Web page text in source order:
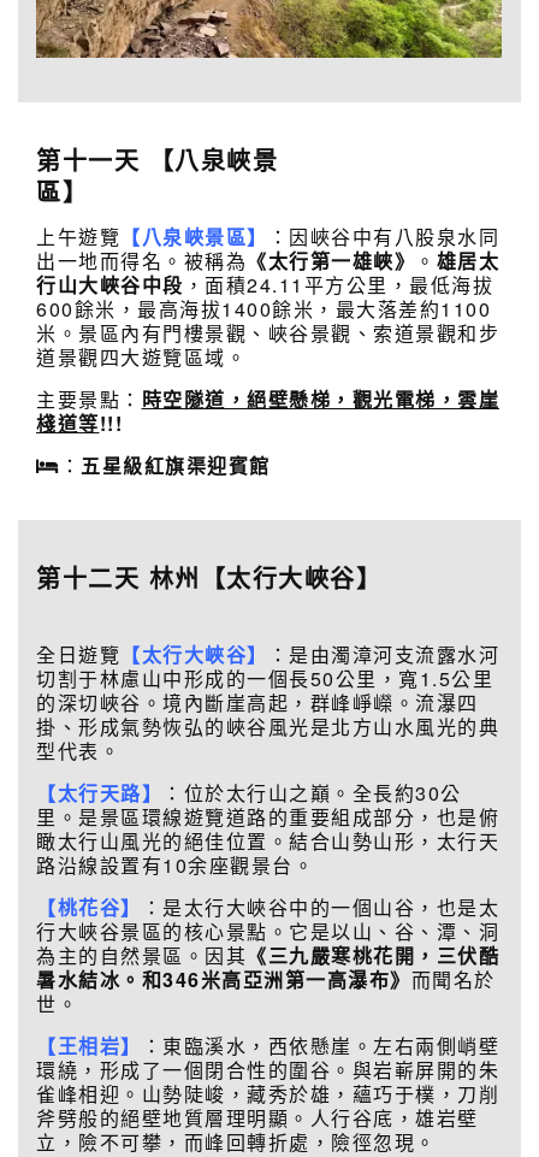
第十一天 【八泉峽景
區】
上午遊覽 【八泉峽景區】
：因峽谷中有八股泉水同
出一地而得名。被稱為 《太行第一雄峽》 。 雄居太
行山大峽谷中段 ，面積24.11平方公里，最低海拔
600餘米，最高海拔1400餘米，最大落差約1100
米。景區內有門樓景觀、峽谷景觀、索道景觀和步
道景觀四大遊覽區域。
主要景點： 時空隧道，絕壁懸梯，觀光電梯，雲崖
棧道等!!!
： 五星級紅旗渠迎賓館
第十二天 林州 【太行大峽谷】
全日遊覽 【太行大峽谷】
：是由濁漳河支流露水河
切割于林慮山中形成的一個長50公里，寬1.5公里
的深切峽谷。境內斷崖高起，群峰崢嶸。流瀑四
掛、形成氣勢恢弘的峽谷風光是北方山水風光的典
型代表。
【太行天路】
：位於太行山之巔。全長約30公
里。是景區環線遊覽道路的重要組成部分，也是俯
瞰太行山風光的絕佳位置。結合山勢山形，太行天
路沿線設置有10余座觀景台。
【桃花谷】
：是太行大峽谷中的一個山谷，也是太
行大峽谷景區的核心景點。它是以山、谷、潭、洞
為主的自然景區。因其 《三九嚴寒桃花開，三伏酷
暑水結冰。和346米高亞洲第一高瀑布》 而聞名於
世。
【王相岩】
：東臨溪水，西依懸崖。左右兩側峭壁
環繞，形成了一個閉合性的圍谷。與岩嶄屏開的朱
雀峰相迎。山勢陡峻，藏秀於雄，蘊巧于樸，刀削
斧劈般的絕壁地質層理明顯。人行谷底，雄岩壁
立，險不可攀，而峰回轉折處，險徑忽現。